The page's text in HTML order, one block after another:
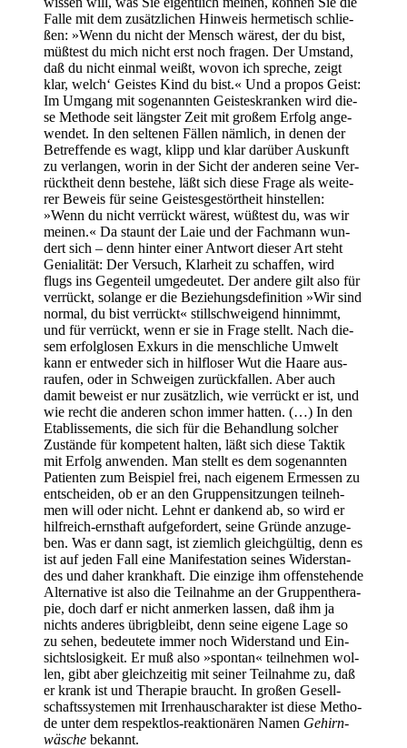
Fal­le mit dem zusätz­li­chen Hin­weis her­me­tisch schlie­
ßen: »Wenn du nicht der Mensch wärest, der du bist,
müß­test du mich nicht erst noch fra­gen. Der Umstand,
daß du nicht ein­mal weißt, wovon ich spre­che, zeigt
klar, welch‘ Geis­tes Kind du bist.« Und a pro­pos Geist:
Im Umgang mit soge­nann­ten Geis­tes­kran­ken wird die­
se Metho­de seit längs­ter Zeit mit gro­ßem Erfolg ange­
wen­det. In den sel­te­nen Fäl­len näm­lich, in denen der
Betref­fen­de es wagt, klipp und klar dar­über Aus­kunft
zu ver­lan­gen, wor­in in der Sicht der ande­ren sei­ne Ver­
rückt­heit denn bestehe, läßt sich die­se Fra­ge als wei­te­
rer Beweis für sei­ne Geis­tes­ge­stört­heit hin­stel­len:
»Wenn du nicht ver­rückt wärest, wüß­test du, was wir
mei­nen.« Da staunt der Laie und der Fach­mann wun­
dert sich – denn hin­ter einer Ant­wort die­ser Art steht
Genia­li­tät: Der Ver­such, Klar­heit zu schaf­fen, wird
flugs ins Gegen­teil umge­deu­tet. Der ande­re gilt also für
ver­rückt, solan­ge er die Bezie­hungs­de­fi­ni­ti­on »Wir sind
nor­mal, du bist ver­rückt« still­schwei­gend hin­nimmt,
und für ver­rückt, wenn er sie in Fra­ge stellt. Nach die­
sem erfolg­lo­sen Exkurs in die mensch­li­che Umwelt
kann er ent­we­der sich in hilf­lo­ser Wut die Haa­re aus­
rau­fen, oder in Schwei­gen zurück­fal­len. Aber auch
damit beweist er nur zusätz­lich, wie ver­rückt er ist, und
wie recht die ande­ren schon immer hat­ten. (…) In den
Eta­blis­se­ments, die sich für die Behand­lung sol­cher
Zustän­de für kom­pe­tent hal­ten, läßt sich die­se Tak­tik
mit Erfolg anwen­den. Man stellt es dem soge­nann­ten
Pati­en­ten zum Bei­spiel frei, nach eige­nem Ermes­sen zu
ent­schei­den, ob er an den Grup­pen­sit­zun­gen teil­neh­
men will oder nicht. Lehnt er dan­kend ab, so wird er
hilf­reich-ernst­haft auf­ge­for­dert, sei­ne Grün­de anzu­ge­
ben. Was er dann sagt, ist ziem­lich gleich­gül­tig, denn es
ist auf jeden Fall eine Mani­fes­ta­ti­on sei­nes Wider­stan­
des und daher krank­haft. Die ein­zi­ge ihm offen­ste­hen­de
Alter­na­ti­ve ist also die Teil­nah­me an der Grup­pen­the­ra­
pie, doch darf er nicht anmer­ken las­sen, daß ihm ja
nichts ande­res übrig­bleibt, denn sei­ne eige­ne Lage so
zu sehen, bedeu­te­te immer noch Wider­stand und Ein­
sichts­lo­sig­keit. Er muß also »spon­tan« teil­neh­men wol­
len, gibt aber gleich­zei­tig mit sei­ner Teil­nah­me zu, daß
er krank ist und The­ra­pie braucht. In gro­ßen Gesell­
schafts­sys­te­men mit Irren­haus­cha­rak­ter ist die­se Metho­
de unter dem respekt­los-reak­tio­nä­ren Namen Gehirn­
wä­sche bekannt.